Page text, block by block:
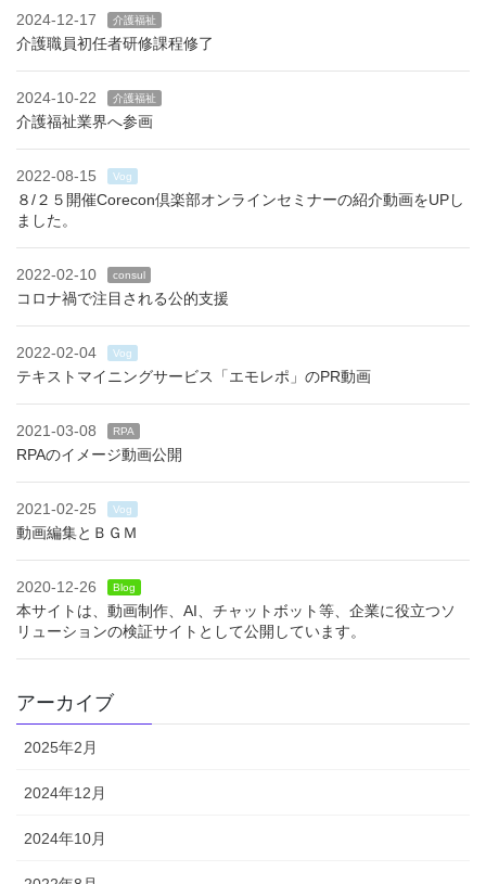
2024-12-17 介護福祉
介護職員初任者研修課程修了
2024-10-22 介護福祉
介護福祉業界へ参画
2022-08-15 Vog
８/２５開催Corecon倶楽部オンラインセミナーの紹介動画をUPし
ました。
2022-02-10 consul
コロナ禍で注目される公的支援
2022-02-04 Vog
テキストマイニングサービス「エモレポ」のPR動画
2021-03-08 RPA
RPAのイメージ動画公開
2021-02-25 Vog
動画編集とＢＧＭ
2020-12-26 Blog
本サイトは、動画制作、AI、チャットボット等、企業に役立つソ
リューションの検証サイトとして公開しています。
アーカイブ
2025年2月
2024年12月
2024年10月